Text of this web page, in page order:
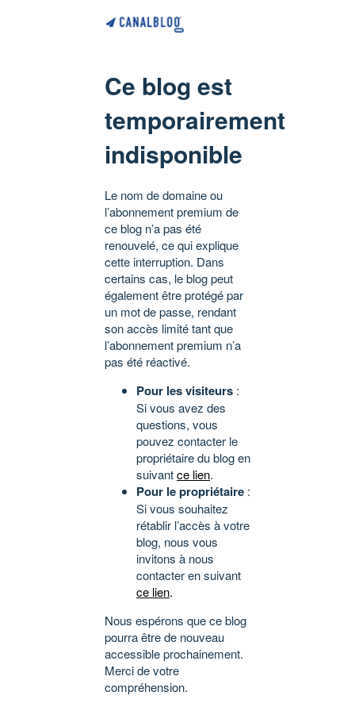
Ce blog est
temporairement
indisponible
Le nom de domaine ou
l’abonnement premium de
ce blog n’a pas été
renouvelé, ce qui explique
cette interruption. Dans
certains cas, le blog peut
également être protégé par
un mot de passe, rendant
son accès limité tant que
l’abonnement premium n’a
pas été réactivé.
Pour les visiteurs :
Si vous avez des
questions, vous
pouvez contacter le
propriétaire du blog en
suivantce lien.
Pour le propriétaire :
Si vous souhaitez
rétablir l’accès à votre
blog, nous vous
invitons à nous
contacter en suivant
ce lien.
Nous espérons que ce blog
pourra être de nouveau
accessible prochainement.
Merci de votre
compréhension.